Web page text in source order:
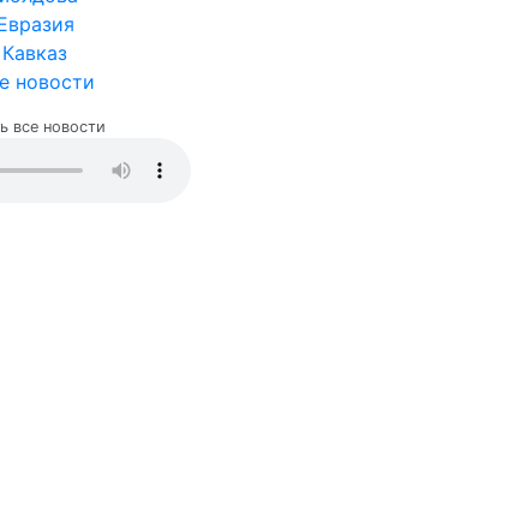
Кавказ
новости
все новости